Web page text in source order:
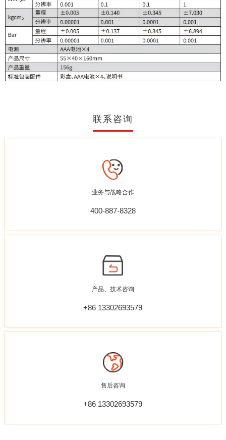
联系咨询
业务与战略合作
400-887-8328
产品、技术咨询
+86 13302693579
售后咨询
+86 13302693579